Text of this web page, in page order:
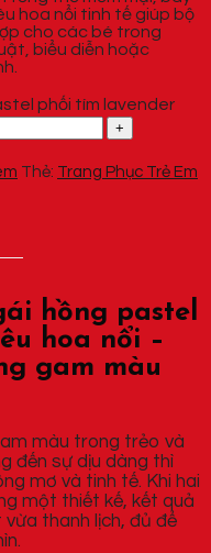
hoa nổi tinh tế giúp bộ
cho các bé trong
biểu diễn hoặc
phối tím lavender
Thẻ: Trang Phục Trẻ Em
hồng pastel
hoa nổi –
gam màu
màu trong trẻo và
đến sự dịu dàng thì
mơ và tinh tế. Khi hai
một thiết kế, kết quả
thanh lịch, đủ để